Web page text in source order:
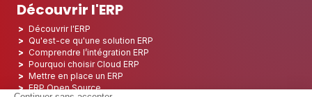
Découvrir l'ERP
Découvrir l'ERP
Qu'est-ce qu'une solution ERP
Comprendre l’intégration ERP
Pourquoi choisir Cloud ERP
Mettre en place un ERP
ERP Open Source